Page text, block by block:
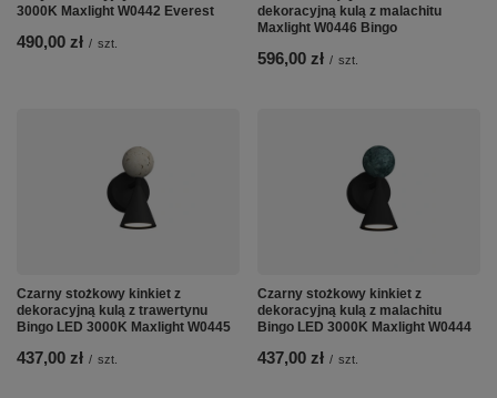
3000K Maxlight W0442 Everest
490,00 zł / szt.
dekoracyjną kulą z malachitu
Maxlight W0446 Bingo
596,00 zł / szt.
Czarny stożkowy kinkiet z
dekoracyjną kulą z trawertynu
Bingo LED 3000K Maxlight W0445
437,00 zł / szt.
Czarny stożkowy kinkiet z
dekoracyjną kulą z malachitu
Bingo LED 3000K Maxlight W0444
437,00 zł / szt.